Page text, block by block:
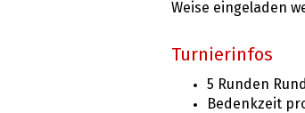
Weise eingeladen
Turnierinfos
5 Runden
Bedenkzeit